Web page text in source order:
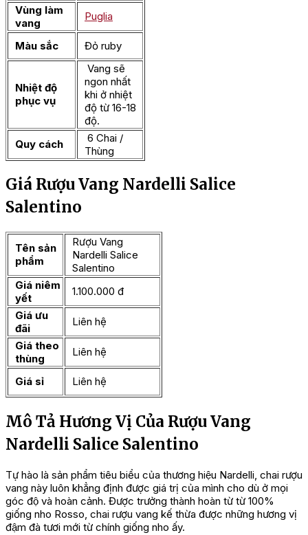
Vùng làm
vang
Puglia
Màu sắc Đỏ ruby
Nhiệt độ
phục vụ
Vang sẽ
ngon nhất
khi ở nhiệt
độ từ 16-18
độ.
Quy cách
6 Chai /
Thùng
Giá Rượu Vang Nardelli Salice
Salentino
Tên sản
phẩm
Rượu Vang
Nardelli Salice
Salentino
Giá niêm
yết
1.100.000 đ
Giá ưu
đãi
Liên hệ
Giá theo
thùng
Liên hệ
Giá sỉ Liên hệ
Mô Tả Hương Vị Của Rượu Vang
Nardelli Salice Salentino
Tự hào là sản phẩm tiêu biểu của thương hiệu Nardelli, chai rượu
vang này luôn khẳng định được giá trị của mình cho dù ở mọi
góc độ và hoàn cảnh. Được trưởng thành hoàn từ từ 100%
giống nho Rosso, chai rượu vang kế thừa được những hương vị
đậm đà tươi mới từ chính giống nho ấy.